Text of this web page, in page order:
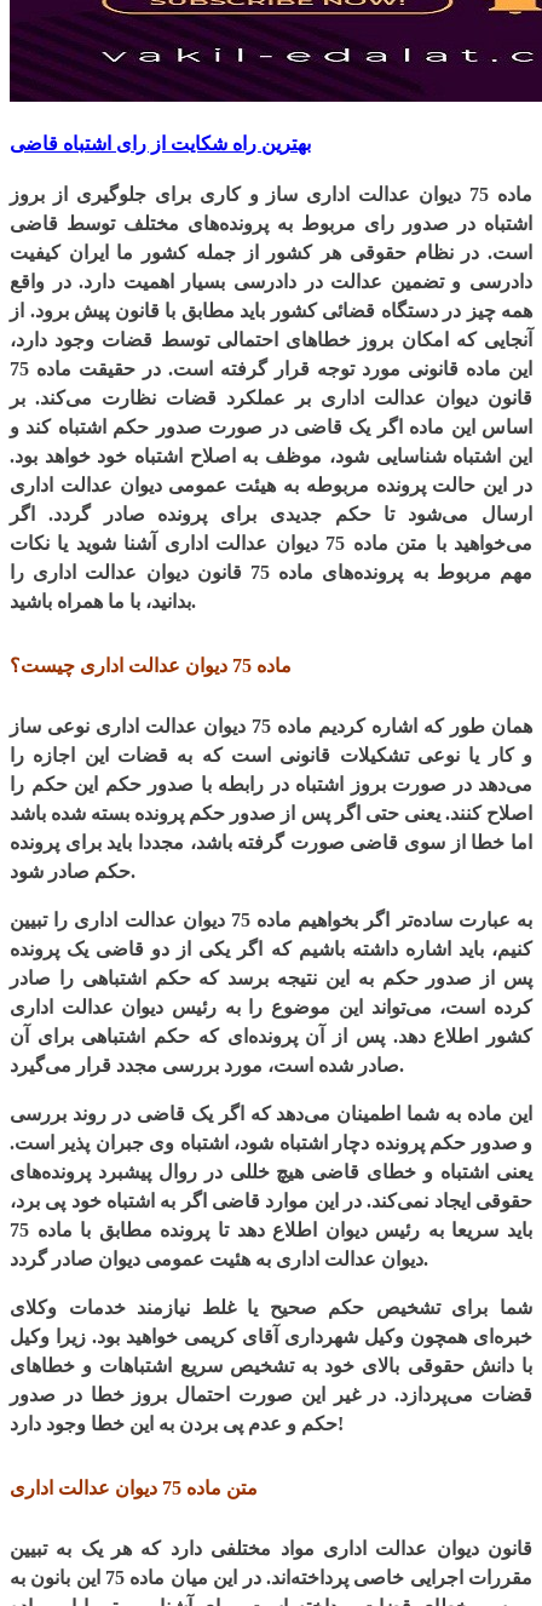
بهترین راه شکایت از رای اشتباه قاضی
ماده 75 دیوان عدالت اداری ساز و کاری برای جلوگیری از بروز
اشتباه در صدور رای مربوط به پرونده‌های مختلف توسط قاضی
است. در نظام حقوقی هر کشور از جمله کشور ما ایران کیفیت
دادرسی و تضمین عدالت در دادرسی بسیار اهمیت دارد. در واقع
همه ‌چیز در دستگاه قضائی کشور باید مطابق با قانون پیش برود. از
آنجایی که امکان بروز خطاهای احتمالی توسط قضات وجود دارد،
این ماده قانونی مورد توجه قرار گرفته است. در حقیقت ماده 75
قانون دیوان عدالت اداری بر عملکرد قضات نظارت می‌کند. بر
اساس این ماده اگر یک قاضی در صورت صدور حکم اشتباه کند و
این اشتباه شناسایی شود، موظف به اصلاح اشتباه خود خواهد بود.
در این حالت پرونده مربوطه به هیئت عمومی دیوان عدالت اداری
ارسال می‌شود تا حکم جدیدی برای پرونده صادر گردد. اگر
می‌خواهید با متن ماده 75 دیوان عدالت اداری آشنا شوید یا نکات
مهم مربوط به پرونده‌های ماده 75 قانون دیوان عدالت اداری را
بدانید، با ما همراه باشید.
ماده 75 دیوان عدالت اداری چیست؟
همان طور که اشاره کردیم ماده 75 دیوان عدالت اداری نوعی ساز
و کار یا نوعی تشکیلات قانونی است که به قضات این اجازه را
می‌دهد در صورت بروز اشتباه در رابطه با صدور حکم این حکم را
اصلاح کنند. یعنی حتی اگر پس از صدور حکم پرونده بسته شده باشد
اما خطا از سوی قاضی صورت گرفته باشد، مجددا باید برای پرونده
حکم صادر شود.
به عبارت ساده‌تر اگر بخواهیم ماده 75 دیوان عدالت اداری را تبیین
کنیم، باید اشاره داشته باشیم که اگر یکی از دو قاضی یک پرونده
پس از صدور حکم به این نتیجه برسد که‌ حکم اشتباهی را صادر
کرده است، می‌تواند این موضوع را به رئیس دیوان عدالت اداری
کشور اطلاع دهد. پس از آن پرونده‌ای که حکم اشتباهی برای آن
صادر شده است، مورد بررسی مجدد قرار می‌گیرد.
این ماده به شما اطمینان می‌دهد که اگر یک قاضی در روند بررسی
و صدور حکم پرونده دچار اشتباه شود، اشتباه وی جبران پذیر است.
یعنی اشتباه و خطای قاضی هیچ خللی در روال پیشبرد پرونده‌های
حقوقی ایجاد نمی‌کند. در این موارد قاضی اگر به اشتباه خود پی برد،
باید سریعا به رئیس دیوان اطلاع دهد تا پرونده مطابق با ماده 75
دیوان عدالت اداری‌ به هئیت عمومی دیوان صادر گردد.
شما برای تشخیص حکم صحیح یا غلط نیازمند خدمات وکلای
خبره‌ای همچون وکیل شهرداری آقای کریمی خواهید بود. زیرا وکیل
با دانش حقوقی بالای خود به تشخیص سریع اشتباهات و خطاهای
قضات می‌پردازد. در غیر این صورت احتمال بروز خطا در صدور
حکم و عدم پی بردن به این خطا وجود دارد!
متن ماده 75 دیوان عدالت اداری
قانون دیوان عدالت اداری مواد مختلفی دارد که هر یک به تبیین
مقررات اجرایی خاصی پرداخته‌اند. در این میان ماده 75 این بانون به